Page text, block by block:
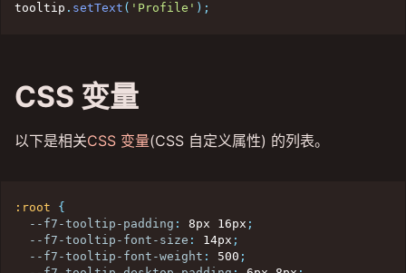
tooltip . setText ( 'Profile' ) ;
CSS 变量
以下是相关CSS 变量(CSS 自定义属性) 的列表。
:root
{
--f7-tooltip-padding : 8px 16px ;
--f7-tooltip-font-size : 14px ;
--f7-tooltip-font-weight : 500 ;